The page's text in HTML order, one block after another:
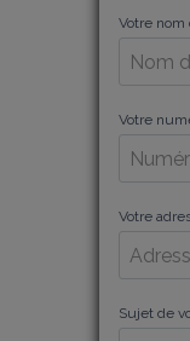
Votre
Votre
Votre
Sujet de